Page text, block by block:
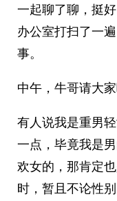
一起聊了聊，挺
办公室打扫了一
事。
中午，牛哥请大
有人说我是重男
一点，毕竟我是
欢女的，那肯定
时，暂且不论性